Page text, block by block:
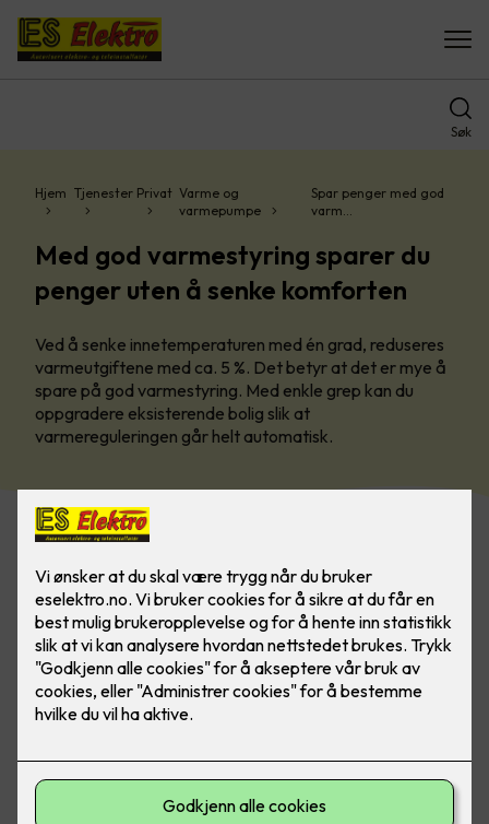
Søk
Hjem Tjenester Privat Varme og
varmepumpe
Spar penger med god
varm…
Med god varmestyring sparer du
penger uten å senke komforten
Ved å senke innetemperaturen med én grad, reduseres
varmeutgiftene med ca. 5 %. Det betyr at det er mye å
spare på god varmestyring. Med enkle grep kan du
oppgradere eksisterende bolig slik at
varmereguleringen går helt automatisk.
Ha full kontroll på alle smarthusløsninger ved å bruke
appstyring eller smartpanel - da er det lettere å ha
kontroll på energiforbruket.